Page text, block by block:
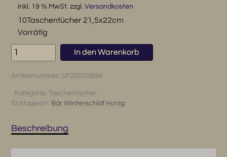
inkl. 19 % MwSt. zzgl. Versandkosten
10Taschentücher 21,5x22cm
Vorrätig
Jetzt
gehe
den
Winterschlaf...versprochen...
In den Warenkorb
Artikelnummer: SFZ00209WI
Kategorie: Taschentücher
Schlagwort: Bär Winterschlaf Honig
Beschreibung